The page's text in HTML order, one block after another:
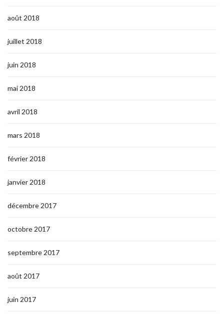
août 2018
juillet 2018
juin 2018
mai 2018
avril 2018
mars 2018
février 2018
janvier 2018
décembre 2017
octobre 2017
septembre 2017
août 2017
juin 2017